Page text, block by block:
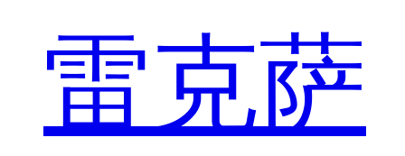
雷克萨